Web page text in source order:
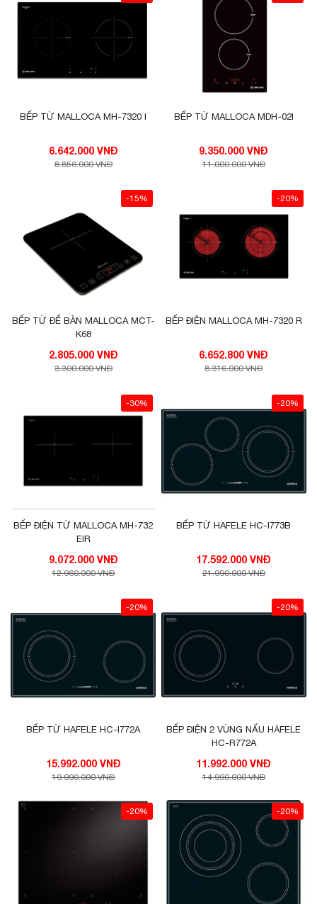
BẾP TỪ MALLOCA MH-7320 I
6.642.000 VNĐ
8.856.000 VNĐ
BẾP TỪ MALLOCA MDH-02I
9.350.000 VNĐ
11.000.000 VNĐ
-15%
BẾP TỪ ĐỂ BÀN MALLOCA MCT-
K68
2.805.000 VNĐ
3.300.000 VNĐ
-20%
BẾP ĐIỆN MALLOCA MH-7320 R
6.652.800 VNĐ
8.316.000 VNĐ
-30%
BẾP ĐIỆN TỪ MALLOCA MH-732
EIR
9.072.000 VNĐ
12.960.000 VNĐ
-20%
BẾP TỪ HAFELE HC-I773B
17.592.000 VNĐ
21.990.000 VNĐ
-20%
BẾP TỪ HAFELE HC-I772A
15.992.000 VNĐ
19.990.000 VNĐ
-20%
BẾP ĐIỆN 2 VÙNG NẤU HÄFELE
HC-R772A
11.992.000 VNĐ
14.990.000 VNĐ
-20% -20%